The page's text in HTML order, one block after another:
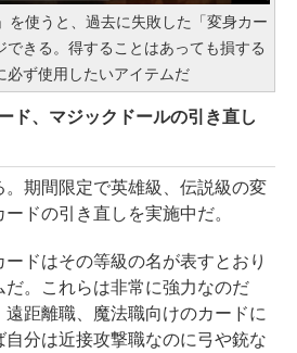
を使うと、過去に失敗した「変身カー
できる。得することはあっても損する
必ず使用したいアイテムだ
ド、マジックドールの引き直し
期間限定で英雄級、伝説級の変
ドの引き直しを実施中だ。
ドはその等級の名が表すとおり
。これらは非常に強力なのだ
距離職、魔法職向けのカードに
分は近接攻撃職なのに弓や銃な